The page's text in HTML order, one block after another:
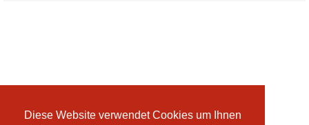
Diese Website verwendet Cookies um Ihnen